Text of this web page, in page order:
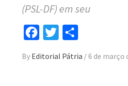
(PSL-DF) em seu
Facebook
Twitter
By Editorial Pátria /6 de março